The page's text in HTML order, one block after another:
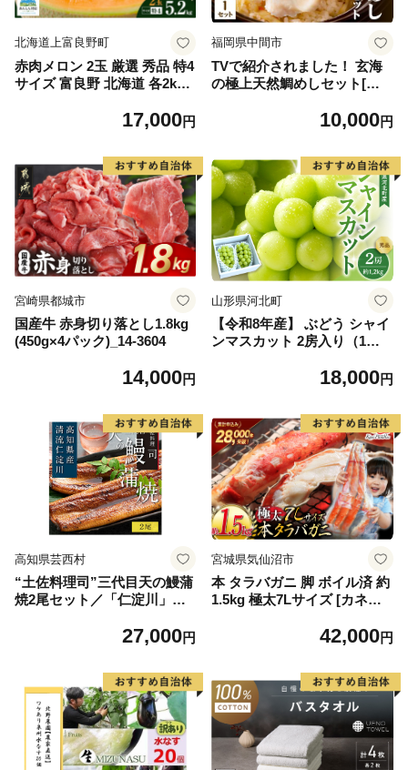
北海道上富良野町
赤肉メロン 2玉 厳選 秀品 特4
サイズ 富良野 北海道 各2kg
富良野 メロン めろん 果物 く
17,000円
福岡県中間市
TVで紹介されました！ 玄海
の極上天然鯛めしセット[鯛
だし]【010-0001】10,000円
宮崎県都城市
国産牛 赤身切り落とし1.8kg
(450g×4パック)_14-3604
14,000円
山形県河北町
【令和8年産】 ぶどう シャイ
ンマスカット 2房入り（1房6
産【山形eLab】 ka074-023-r
18,000円
高知県芸西村
“土佐料理司”三代目天の鰻蒲
焼2尾セット／「仁淀川」水
殖 国産・高知県産〈高知市共
27,000円
宮城県気仙沼市
本 タラバガニ 脚 ボイル済 約
1.5kg 極太7Lサイズ [カネダ
6] カニ かに 蟹 たらばがに た
42,000円